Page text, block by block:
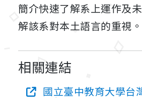
簡介快速了解系上運作及
解該系對本土語言的重視。
相關連結
國立臺中教育大學台